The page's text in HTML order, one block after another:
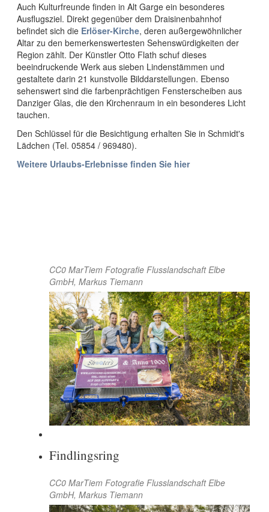
Auch Kulturfreunde finden in Alt Garge ein besonderes
Ausflugsziel. Direkt gegenüber dem Draisinenbahnhof
befindet sich die Erlöser-Kirche, deren außergewöhnlicher
Altar zu den bemerkenswertesten Sehenswürdigkeiten der
Region zählt. Der Künstler Otto Flath schuf dieses
beeindruckende Werk aus sieben Lindenstämmen und
gestaltete darin 21 kunstvolle Bilddarstellungen. Ebenso
sehenswert sind die farbenprächtigen Fensterscheiben aus
Danziger Glas, die den Kirchenraum in ein besonderes Licht
tauchen.
Den Schlüssel für die Besichtigung erhalten Sie in Schmidt's
Lädchen (Tel. 05854 / 969480).
Weitere Urlaubs-Erlebnisse finden Sie hier
CC0 MarTiem Fotografie Flusslandschaft Elbe
GmbH, Markus Tiemann
Findlingsring
CC0 MarTiem Fotografie Flusslandschaft Elbe
GmbH, Markus Tiemann